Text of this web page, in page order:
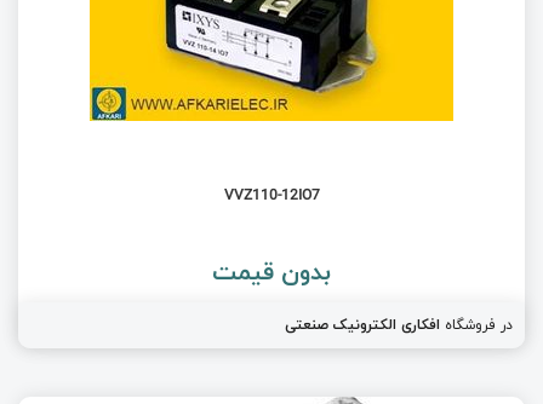
VVZ110-12IO7
بدون قیمت
در فروشگاه افکاری الکترونیک صنعتی